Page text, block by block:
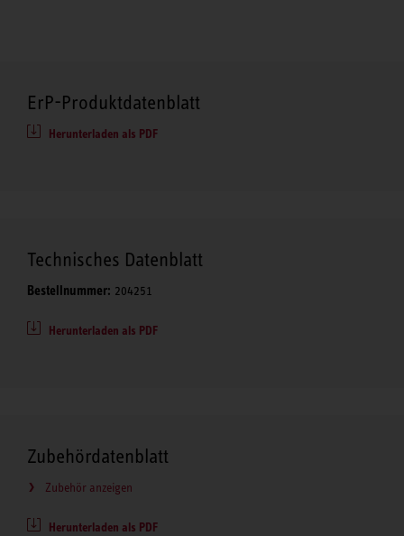
ErP-Produktdatenblatt
Herunterladen als PDF
Technisches Datenblatt
Bestellnummer: 204251
Herunterladen als PDF
Zubehördatenblatt
Zubehör anzeigen
Herunterladen als PDF